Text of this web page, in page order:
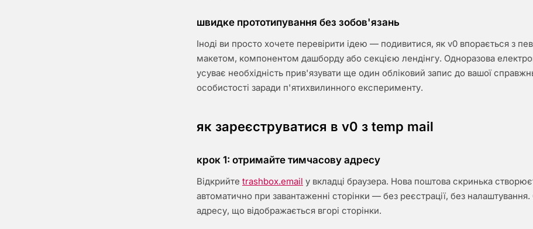
швидке прототипування без зобов'язань
Іноді ви просто хочете перевірити ідею — подивитися, як v0 впорається з
макетом, компонентом дашборду або секцією лендінгу. Одноразова
усуває необхідність прив'язувати ще один обліковий запис до вашої
особистості заради п'ятихвилинного експерименту.
як зареєструватися в v0 з temp mail
крок 1: отримайте тимчасову адресу
Відкрийте trashbox.email у вкладці браузера. Нова поштова скринька
автоматично при завантаженні сторінки — без реєстрації, без
адресу, що відображається вгорі сторінки.